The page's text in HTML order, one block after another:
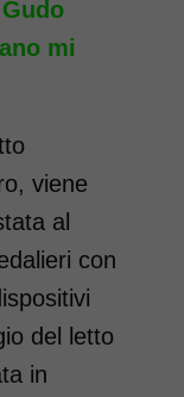
mi
viene
al
con
del letto
in